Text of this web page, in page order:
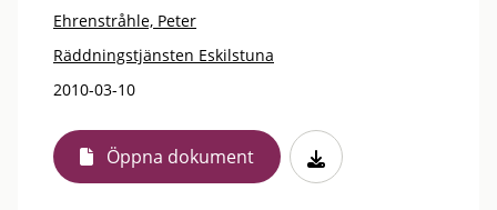
Ehrenstråhle, Peter
Räddningstjänsten Eskilstuna
2010-03-10
Öppna dokument